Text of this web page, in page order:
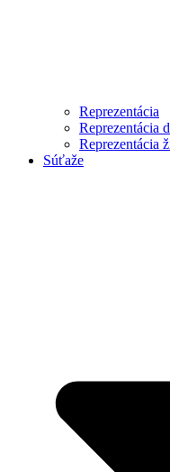
Reprezentácia
Reprezentácia
Reprezentácia
Súťaže